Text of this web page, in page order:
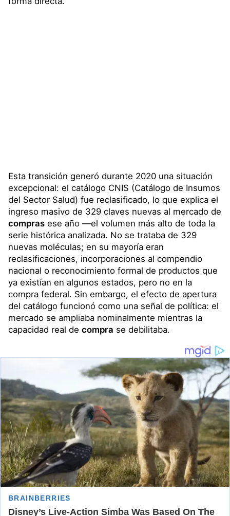
Esta transición generó durante 2020 una situación
excepcional: el catálogo CNIS (Catálogo de Insumos
del Sector Salud) fue reclasificado, lo que explica el
ingreso masivo de 329 claves nuevas al mercado de
compras ese año —el volumen más alto de toda la
serie histórica analizada. No se trataba de 329
nuevas moléculas; en su mayoría eran
reclasificaciones, incorporaciones al compendio
nacional o reconocimiento formal de productos que
ya existían en algunos estados, pero no en la
compra federal. Sin embargo, el efecto de apertura
del catálogo funcionó como una señal de política: el
mercado se ampliaba nominalmente mientras la
capacidad real de compra se debilitaba.